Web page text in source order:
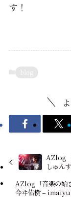
す！
blog
AZlog
しゅん
AZlog「音楽の始
今ヰ佑樹 –